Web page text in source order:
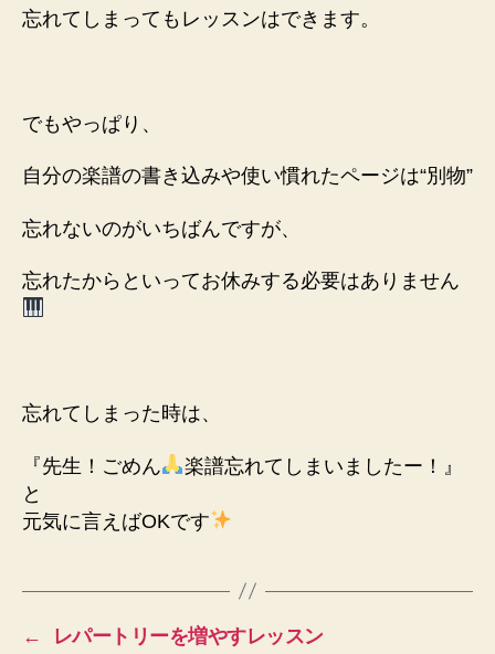
忘れてしまってもレッスンはできます。
でもやっぱり、
自分の楽譜の書き込みや使い慣れたページは“別物”
忘れないのがいちばんですが、
忘れたからといってお休みする必要はありません
忘れてしまった時は、
『先生！ごめん
楽譜忘れてしまいましたー！』
と
元気に言えばOKです
← レパートリーを増やすレッスン